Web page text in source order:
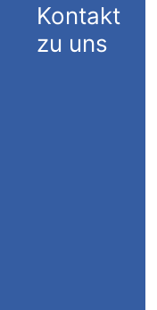
Kontakt
zu uns